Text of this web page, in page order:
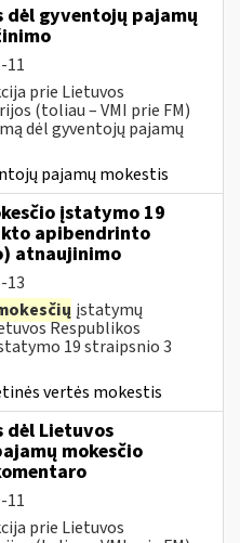
dėl gyventojų pajamų
11
prie Lietuvos
(toliau – VMI prie FM)
dėl gyventojų pajamų
pajamų mokestis
įstatymo 19
apibendrinto
atnaujinimo
13
įstatymų
Respublikos
19 straipsnio 3
vertės mokestis
dėl Lietuvos
mokesčio
11
prie Lietuvos